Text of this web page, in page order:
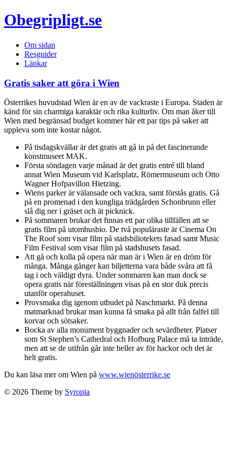
Obegripligt.se
Om sidan
Resguider
Länkar
Gratis saker att göra i Wien
Österrikes huvudstad Wien är en av de vackraste i Europa. Staden är
känd för sin charmiga karaktär och rika kulturliv. Om man åker till
Wien med begränsad budget kommer här ett par tips på saker att
uppleva som inte kostar något.
På tisdagskvällar är det gratis att gå in på det fascinerande
konstmuseet MAK.
Första söndagen varje månad är det gratis entré till bland
annat Wien Museum vid Karlsplatz, Römermuseum och Otto
Wagner Hofpavillon Hietzing.
Wiens parker är välansade och vackra, samt förstås gratis. Gå
på en promenad i den kungliga trädgården Schonbrunn eller
slå dig ner i gräset och ät picknick.
På sommaren brukar det finnas ett par olika tillfällen att se
gratis film på utomhusbio. De två populäraste är Cinema On
The Roof som visar film på stadsbiliotekets fasad samt Music
Film Festival som visar film på stadshusets fasad.
Att gå och kolla på opera när man är i Wien är en dröm för
många. Många gånger kan biljetterna vara både svåra att få
tag i och väldigt dyra. Under sommaren kan man dock se
opera gratis när föreställningen visas på en stor duk precis
utanför operahuset.
Provsmaka dig igenom utbudet på Naschmarkt. På denna
matmarknad brukar man kunna få smaka på allt från falfel till
korvar och sötsaker.
Bocka av alla monument byggnader och sevärdheter. Platser
som St Stephen’s Cathedral och Hofburg Palace må ta inträde,
men att se de utifrån går inte heller av för hackor och det är
helt gratis.
Du kan läsa mer om Wien på www.wienösterrike.se
© 2026 Theme by Syropia